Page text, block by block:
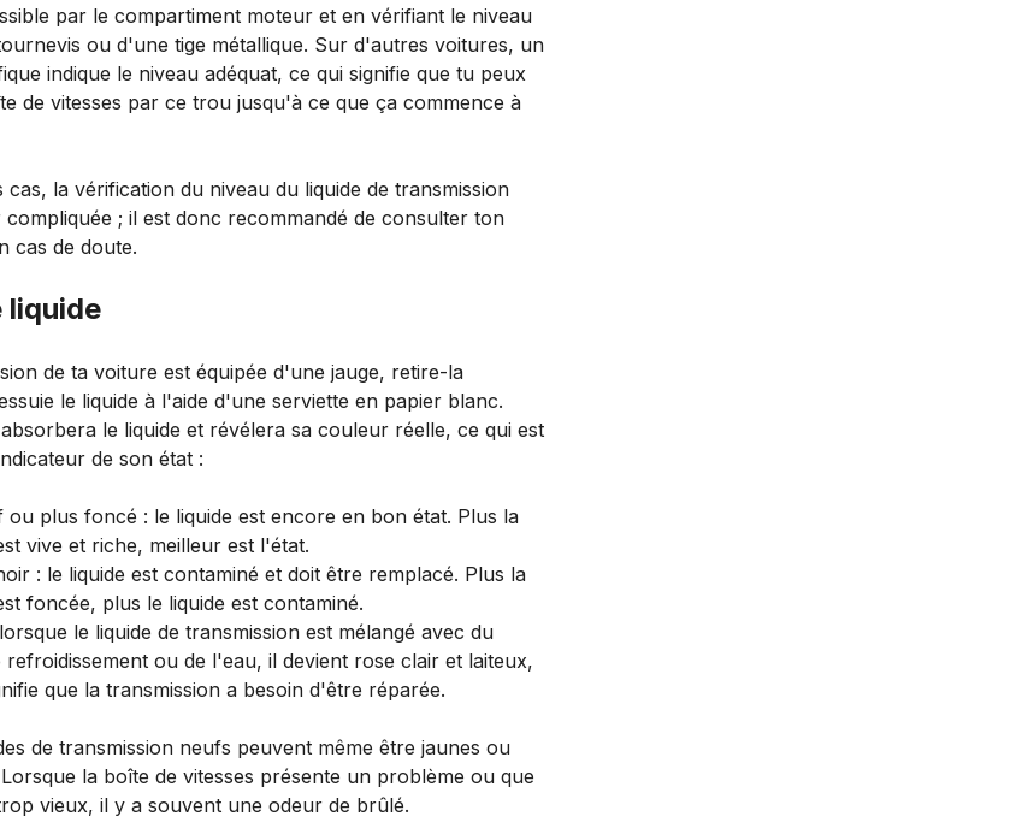
par le compartiment moteur et en vérifiant le niveau
ou d'une tige métallique. Sur d'autres voitures, un
indique le niveau adéquat, ce qui signifie que tu peux
de vitesses par ce trou jusqu'à ce que ça commence à
cas, la vérification du niveau du liquide de transmission
; il est donc recommandé de consulter ton
cas de doute.
liquide
de ta voiture est équipée d'une jauge, retire-la
le liquide à l'aide d'une serviette en papier blanc.
le liquide et révélera sa couleur réelle, ce qui est
de son état :
ou plus foncé : le liquide est encore en bon état. Plus la
vive et riche, meilleur est l'état.
: le liquide est contaminé et doit être remplacé. Plus la
foncée, plus le liquide est contaminé.
le liquide de transmission est mélangé avec du
refroidissement ou de l'eau, il devient rose clair et laiteux,
que la transmission a besoin d'être réparée.
de transmission neufs peuvent même être jaunes ou
la boîte de vitesses présente un problème ou que
vieux, il y a souvent une odeur de brûlé.